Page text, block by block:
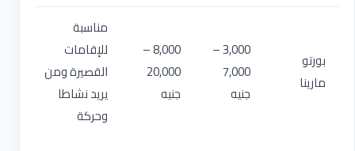
بورتو
مارينا
3,000 –
7,000
جنيه
8,000 –
20,000
جنيه
مناسبة
للإقامات
القصيرة ومن
يريد نشاطا
وحركة